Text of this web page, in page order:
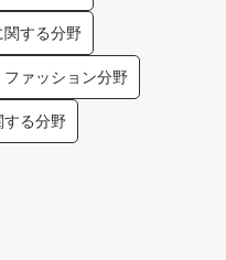
する分野
ファッション分野
する分野